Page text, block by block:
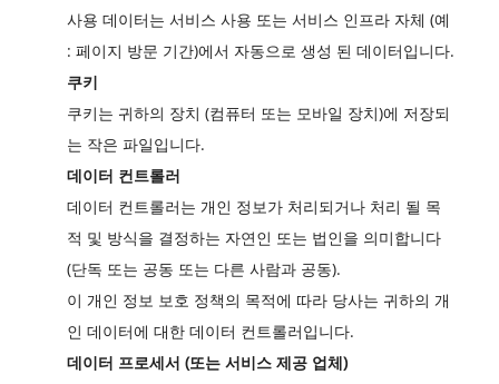
사용 데이터는 서비스 사용 또는 서비스 인프라 자체 (예
: 페이지 방문 기간)에서 자동으로 생성 된 데이터입니다.
쿠키
쿠키는 귀하의 장치 (컴퓨터 또는 모바일 장치)에 저장되
는 작은 파일입니다.
데이터 컨트롤러
데이터 컨트롤러는 개인 정보가 처리되거나 처리 될 목
적 및 방식을 결정하는 자연인 또는 법인을 의미합니다
(단독 또는 공동 또는 다른 사람과 공동).
이 개인 정보 보호 정책의 목적에 따라 당사는 귀하의 개
인 데이터에 대한 데이터 컨트롤러입니다.
데이터 프로세서 (또는 서비스 제공 업체)